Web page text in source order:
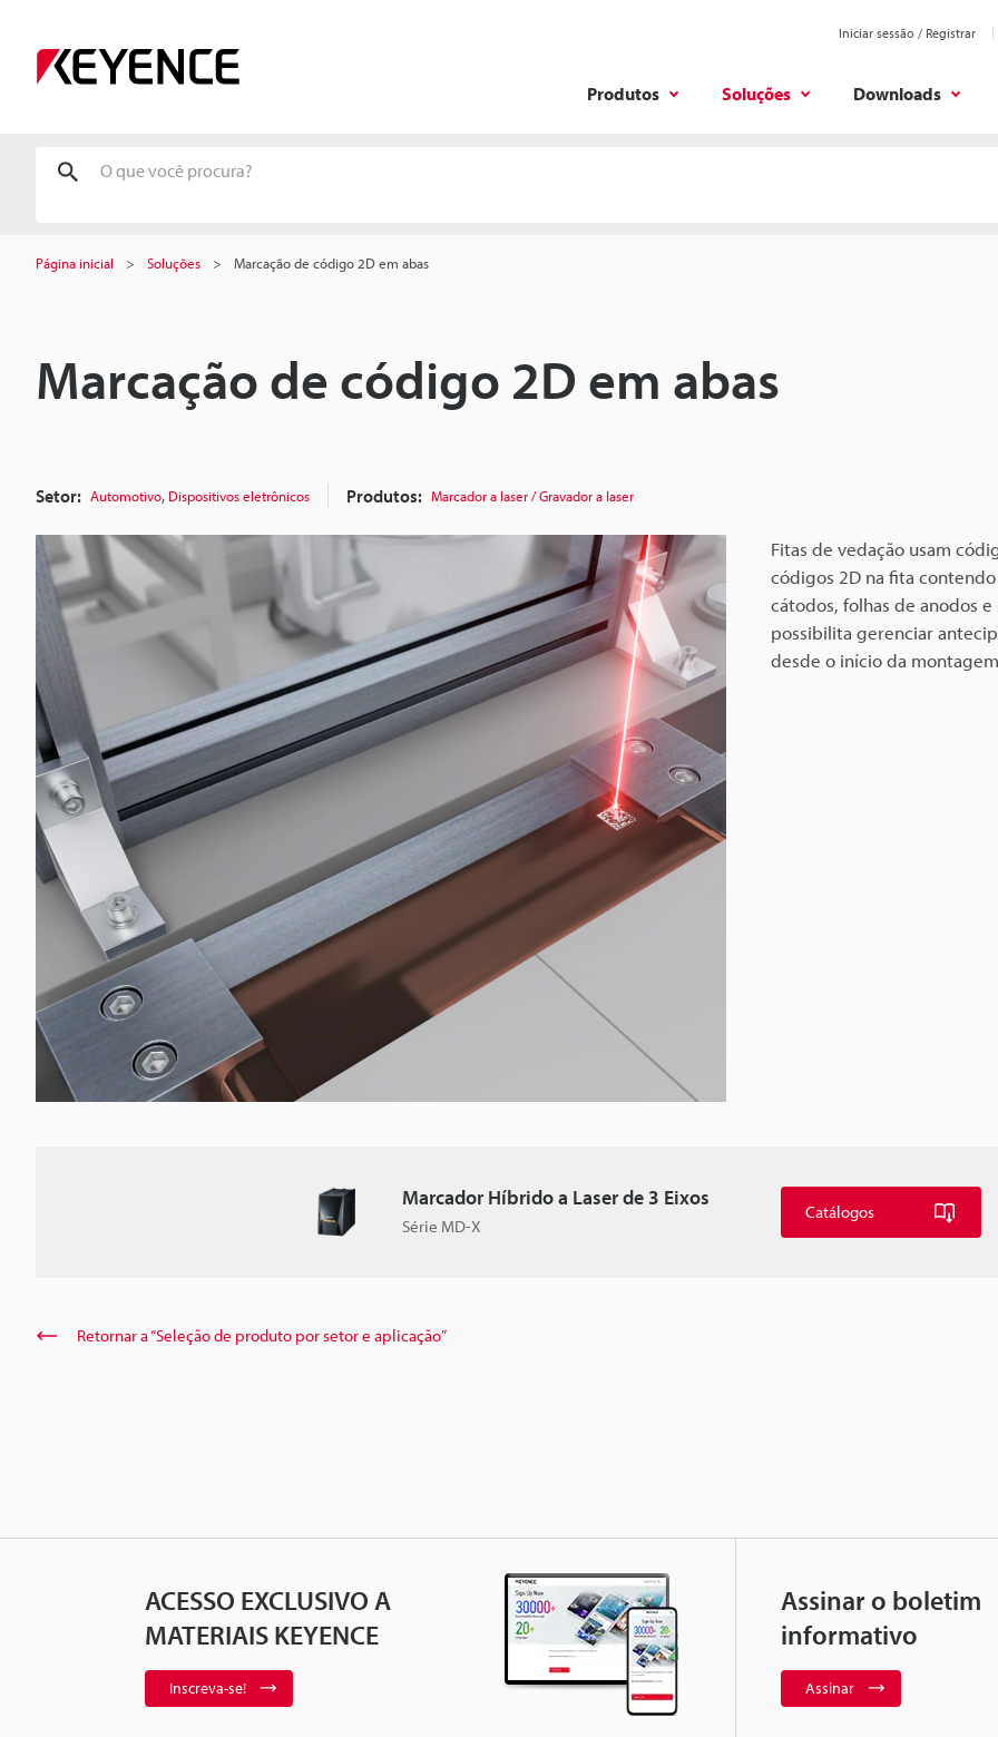
Iniciar sessão / Registrar
Produtos Soluções Downloads
Página inicial Soluções Marcação de código 2D em abas
Marcação de código 2D em abas
Setor: Automotivo, Dispositivos eletrônicos Produtos: Marcador a laser / Gravador a laser
Fitas de vedação usam
códigos 2D na fita
cátodos, folhas de anodos
possibilita gerenciar
desde o início da
Marcador Híbrido a Laser de 3 Eixos
Série MD-X
Catálogos
Retornar a “Seleção de produto por setor e aplicação”
ACESSO EXCLUSIVO A
MATERIAIS KEYENCE
Inscreva-se!
Assinar o boletim
informativo
Assinar